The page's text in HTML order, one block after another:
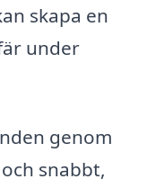
skapa en
under
genom
snabbt,